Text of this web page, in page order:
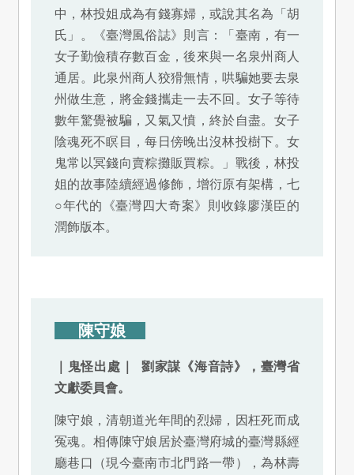
中，林投姐成為有錢寡婦，或說其名為「胡
氏」。《臺灣風俗誌》則言：「臺南，有一
女子勤儉積存數百金，後來與一名泉州商人
通居。此泉州商人狡猾無情，哄騙她要去泉
州做生意，將金錢攜走一去不回。女子等待
數年驚覺被騙，又氣又憤，終於自盡。女子
陰魂死不瞑目，每日傍晚出沒林投樹下。女
鬼常以冥錢向賣粽攤販買粽。」戰後，林投
姐的故事陸續經過修飾，增衍原有架構，七
○年代的《臺灣四大奇案》則收錄廖漢臣的
潤飾版本。
陳守娘
｜鬼怪出處｜ 劉家謀《海音詩》，臺灣省
文獻委員會。
陳守娘，清朝道光年間的烈婦，因枉死而成
冤魂。相傳陳守娘居於臺灣府城的臺灣縣經
廳巷口（現今臺南市北門路一帶），為林壽